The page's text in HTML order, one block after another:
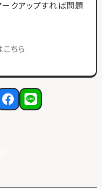
ークアップすれば問題
こちら